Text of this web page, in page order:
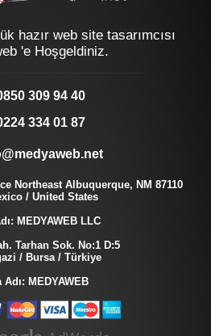
hazır web site tasarımcısı
'e Hoşgeldiniz.
309 94 40
334 01 87
Northeast Albuquerque, NM 87110
/ United States
MEDYAWEB LLC
Tarhan Sok. No:1 D:5
/ Bursa / Türkiye
Adı: MEDYAWEB